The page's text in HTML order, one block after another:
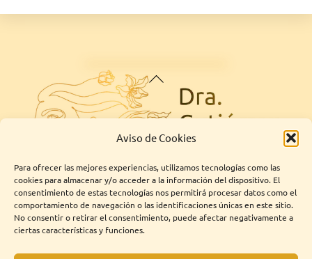
Aviso de Cookies
Para ofrecer las mejores experiencias, utilizamos tecnologías como las
cookies para almacenar y/o acceder a la información del dispositivo. El
consentimiento de estas tecnologías nos permitirá procesar datos como el
comportamiento de navegación o las identificaciones únicas en este sitio.
No consentir o retirar el consentimiento, puede afectar negativamente a
ciertas características y funciones.
Back
Top
Instagram Linkedin